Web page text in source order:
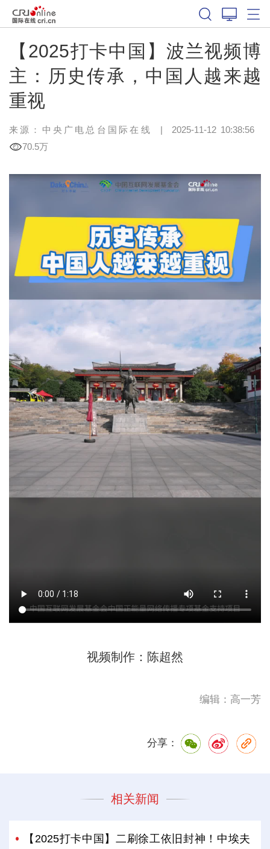
【2025打卡中国】波兰视频博
主：历史传承，中国人越来越
重视
来源：中央广电总台国际在线 | 2025-11-12 10:38:56
70.5万
视频制作：陈超然
编辑：高一芳
分享：
相关新闻
【2025打卡中国】二刷徐工依旧封神！中埃夫